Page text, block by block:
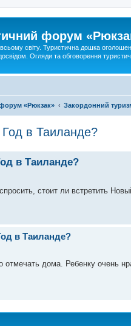
форум
світу. Туристична дошка
Огляди та обговорення
«Рюкзак» Закордонний
в Таиланде?
в Таиланде?
стоит ли встретить
в Таиланде?
дома. Ребенку очень